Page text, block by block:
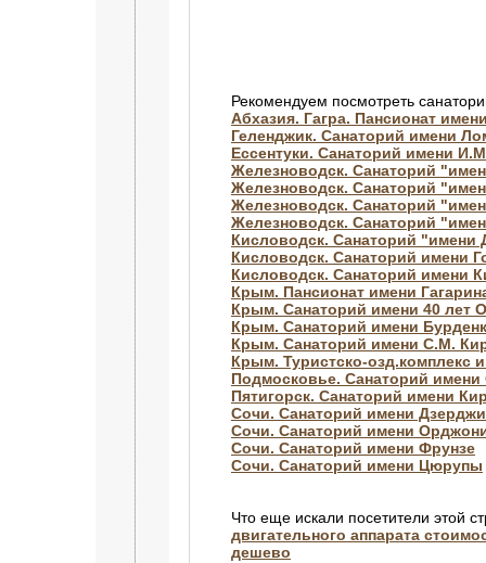
Рекомендуем посмотреть
Абхазия. Гагра. Пансионат
Геленджик. Санаторий имени
Ессентуки. Санаторий имени
Железноводск. Санаторий
Железноводск. Санаторий
Железноводск. Санаторий
Железноводск. Санаторий
Кисловодск. Санаторий "имени
Кисловодск. Санаторий имени
Кисловодск. Санаторий имени
Крым. Пансионат имени
Крым. Санаторий имени 40 лет
Крым. Санаторий имени
Крым. Санаторий имени С.М.
Крым. Туристско-озд.комплекс
Подмосковье. Санаторий имени
Пятигорск. Санаторий имени
Сочи. Санаторий имени
Сочи. Санаторий имени
Сочи. Санаторий имени Фрунзе
Сочи. Санаторий имени Цюрупы
Что еще искали посетители этой
двигательного аппарата
дешево